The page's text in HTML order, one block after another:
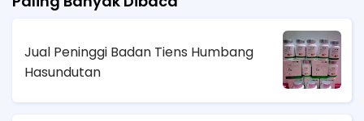
Jual Peninggi Badan Tiens Humbang
Hasundutan